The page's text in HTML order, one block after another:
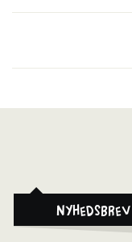
Nyhedsbrev